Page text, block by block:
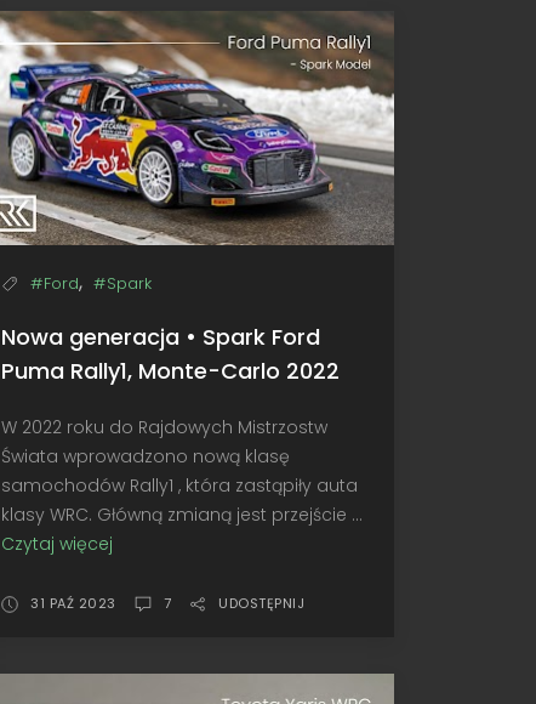
#Ford, #Spark
Nowa generacja • Spark Ford
Puma Rally1, Monte-Carlo 2022
W 2022 roku do Rajdowych Mistrzostw
Świata wprowadzono nową klasę
samochodów Rally1 , która zastąpiły auta
klasy WRC. Główną zmianą jest przejście ...
Czytaj więcej
•
31 PAŹ 2023 7 UDOSTĘPNIJ